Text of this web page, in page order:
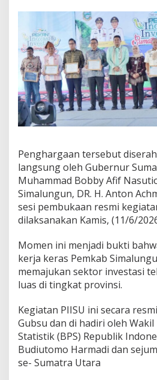
Penghargaan tersebut
langsung oleh Gubernur
Muhammad Bobby Afif
Simalungun, DR. H. Anton
sesi pembukaan resmi
dilaksanakan Kamis, (11/6/
Momen ini menjadi bukti
kerja keras Pemkab
memajukan sektor investasi
luas di tingkat provinsi.
Kegiatan PIISU ini secara
Gubsu dan di hadiri oleh Wakil
Statistik (BPS) Republik
Budiutomo Harmadi dan
se- Sumatra Utara